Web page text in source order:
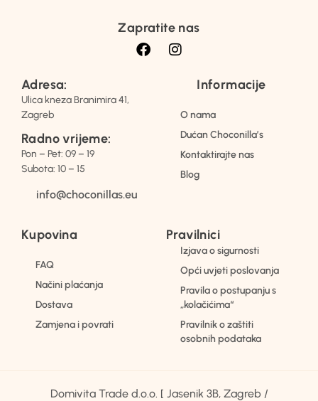
Zapratite nas
Adresa:
Ulica kneza Branimira 41,
Zagreb
Radno vrijeme:
Pon – Pet: 09 – 19
Subota: 10 – 15
info@choconillas.eu
Informacije
O nama
Dućan Choconilla’s
Kontaktirajte nas
Blog
Kupovina
FAQ
Načini plaćanja
Dostava
Zamjena i povrati
Pravilnici
Izjava o sigurnosti
Opći uvjeti poslovanja
Pravila o postupanju s
„kolačićima“
Pravilnik o zaštiti
osobnih podataka
Domivita Trade d.o.o. [ Jasenik 3B, Zagreb /